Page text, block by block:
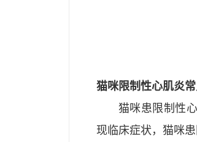
猫咪限制性心肌炎
猫咪患限制性
现临床症状，猫咪